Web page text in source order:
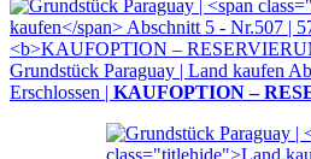
Grundstück Paraguay | Land kaufen
Erschlossen | KAUFOPTION –